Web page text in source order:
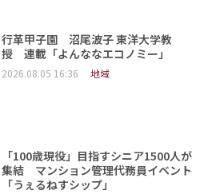
行革甲子園 沼尾波子 東洋大学教
授 連載「よんななエコノミー」
2026.08.05 16:36 地域
「100歳現役」目指すシニア1500人が
集結 マンション管理代務員イベント
「うぇるねすシップ」